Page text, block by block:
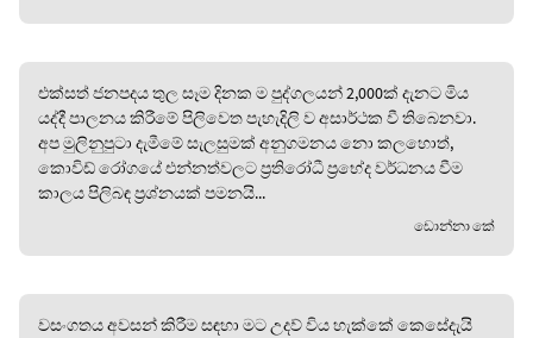
එක්සත් ජනපදය තුල සෑම දිනක ම පුද්ගලයන් 2,000ක් දැනට මිය
යද්දී පාලනය කිරීමේ පිලිවෙත පැහැදිලි ව අසාර්ථක වී තිබෙනවා.
අප මුලිනුපුටා දැමීමේ සැලසුමක් අනුගමනය නො කලහොත්,
කොවිඩ් රෝගයේ එන්නත්වලට ප්‍රතිරෝධී ප්‍රභේද වර්ධනය වීම
කාලය පිලිබඳ ප්‍රශ්නයක් පමනයි...
ඩොන්නා කේ
වසංගතය අවසන් කිරීම සඳහා මට උදව් විය හැක්කේ කෙසේදැයි